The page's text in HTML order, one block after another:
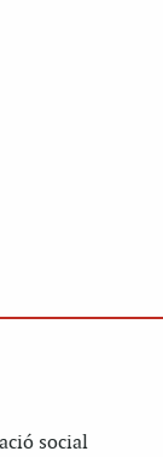
social